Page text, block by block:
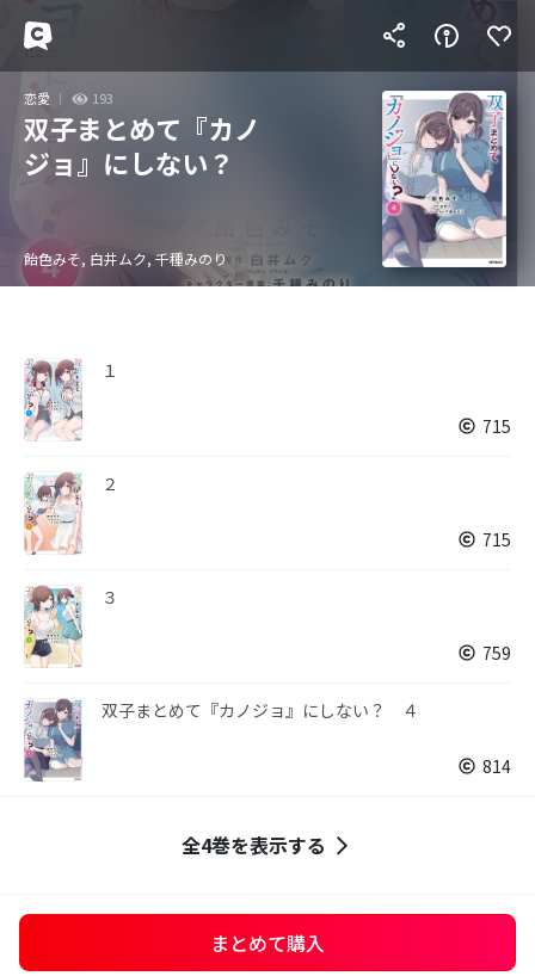
恋愛 193
双子まとめて『カノ
ジョ』にしない？
飴色みそ, 白井ムク, 千種みのり
１
715
２
715
３
759
双子まとめて『カノジョ』にしない？ ４
814
全4巻を表示する
まとめて購入